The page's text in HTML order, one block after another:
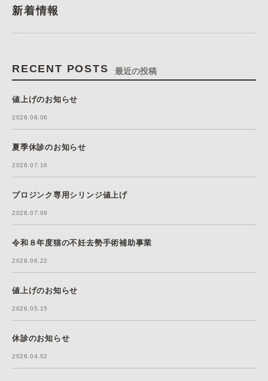
新着情報
RECENT POSTS 最近の投稿
値上げのお知らせ
2026.08.06
夏季休診のお知らせ
2026.07.16
プロジンク専用シリンジ値上げ
2026.07.09
令和８年度猫の不妊去勢手術補助事業
2026.06.22
値上げのお知らせ
2026.05.15
休診のお知らせ
2026.04.02